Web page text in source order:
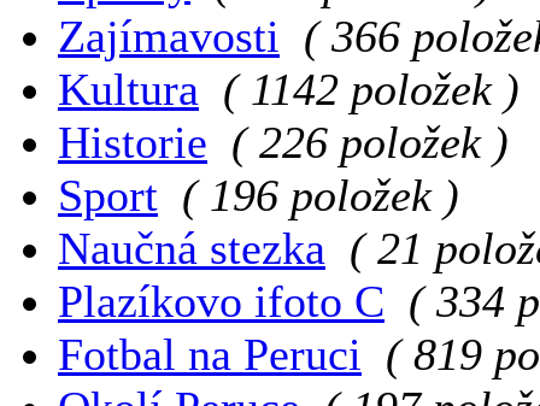
Zajímavosti ( 366
Kultura ( 1142 položek )
Historie ( 226 položek )
Sport ( 196 položek )
Naučná stezka ( 21
Plazíkovo ifoto C ( 334
Fotbal na Peruci ( 819